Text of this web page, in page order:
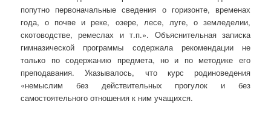
попутно первоначальные сведения о горизонте, временах
года, о почве и реке, озере, лесе, луге, о земледелии,
скотоводстве, ремеслах и т.п.». Объяснительная записка
гимназической программы содержала рекомендации не
только по содержанию предмета, но и по методике его
преподавания. Указывалось, что курс родиноведения
«немыслим без действительных прогулок и без
самостоятельного отношения к ним учащихся.